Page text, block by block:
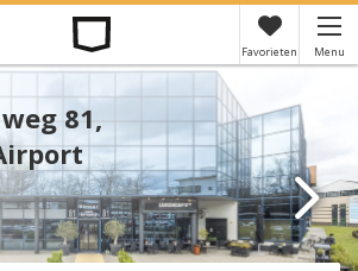
Favorieten Menu
81,